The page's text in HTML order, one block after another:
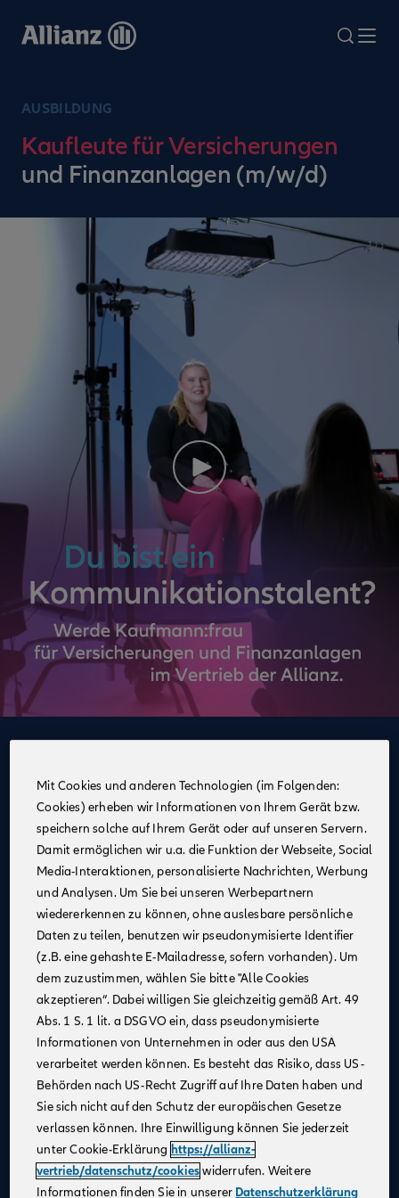
zum
search
AUSBILDUNG
Kaufleute für Versicherungen
und Finanzanlagen (m/w/d)
im Vertrieb der Allianz
Eine attraktive monatliche Ausbildungsvergütung
(Stand 08/2025):
1. Jahr: 1.355 €
2. Jahr: 1.432 €
3. Jahr: 1.520 €
ab Sept. 2026:
im 1. Jahr: 1.455 €, im 2. Jahr: 1.532 €, im 3. Jahr:
1.620 €
Zusätzliche Leistungen : Urlaubs- und
Weihnachtsgeld
Monetäre Vorteile:
40 €/Monat vermögenswirksame Leistungen
Übernahme erstattungsfähiger Reisekosten
Urlaubsanspruch : 30 Tage im Jahr
Mitarbeiterrabatte: Vergünstigungen auf Allianz
Produkte
Praxisnahe Ausbildung: Eine praxisnahe und
Mit Cookies und anderen Technologien (im Folgenden:
Cookies) erheben wir Informationen von Ihrem Gerät bzw.
speichern solche auf Ihrem Gerät oder auf unseren Servern.
Damit ermöglichen wir u.a. die Funktion der Webseite, Social
Media-Interaktionen, personalisierte Nachrichten, Werbung
und Analysen. Um Sie bei unseren Werbepartnern
wiedererkennen zu können, ohne auslesbare persönliche
Daten zu teilen, benutzen wir pseudonymisierte Identifier
(z.B. eine gehashte E-Mailadresse, sofern vorhanden). Um
dem zuzustimmen, wählen Sie bitte "Alle Cookies
akzeptieren“. Dabei willigen Sie gleichzeitig gemäß Art. 49
Abs. 1 S. 1 lit. a DSGVO ein, dass pseudonymisierte
Informationen von Unternehmen in oder aus den USA
verarbeitet werden können. Es besteht das Risiko, dass US-
Behörden nach US-Recht Zugriff auf Ihre Daten haben und
Sie sich nicht auf den Schutz der europäischen Gesetze
verlassen können. Ihre Einwilligung können Sie jederzeit
unter Cookie-Erklärung https://allianz-
vertrieb/datenschutz/cookieswiderrufen. Weitere
Informationen finden Sie in unserer Datenschutzerklärung